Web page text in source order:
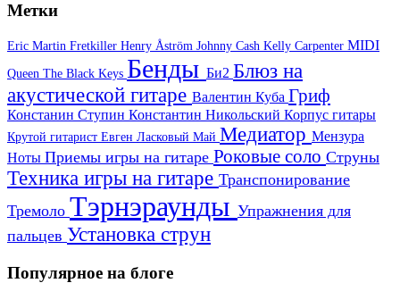
Метки
Eric Martin Fretkiller Henry Åström Johnny Cash Kelly Carpenter MIDI
Queen The Black Keys Бенды Би2 Блюз на
акустической гитаре Валентин Куба Гриф
Констанин Ступин Константин Никольский Корпус гитары
Крутой гитарист Евген Ласковый Май Медиатор Мензура
Ноты Приемы игры на гитаре Роковые соло Струны
Техника игры на гитаре Транспонирование
Тремоло Тэрнэраунды Упражнения для
пальцев Установка струн
Популярное на блоге